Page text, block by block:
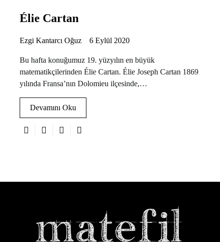
Élie Cartan
Ezgi Kantarcı Oğuz 6 Eylül 2020
Bu hafta konuğumuz 19. yüzyılın en büyük
matematikçilerinden Élie Cartan. Élie Joseph Cartan 1869
yılında Fransa’nın Dolomieu ilçesinde,…
Devamını Oku